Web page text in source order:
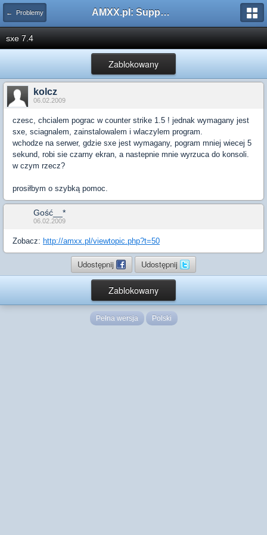
← Problemy AMXX.pl: Support AMX Mod X i SourceMod
sxe 7.4
Zablokowany
kolcz
06.02.2009
czesc, chcialem pograc w counter strike 1.5 ! jednak wymagany jest
sxe, sciagnalem, zainstalowalem i wlaczylem program.
wchodze na serwer, gdzie sxe jest wymagany, pogram mniej wiecej 5
sekund, robi sie czarny ekran, a nastepnie mnie wyrzuca do konsoli.
w czym rzecz?
prosiłbym o szybką pomoc.
Gość__*
06.02.2009
Zobacz: http://amxx.pl/viewtopic.php?t=50
Udostępnij Udostępnij
Zablokowany
Pełna wersja Polski